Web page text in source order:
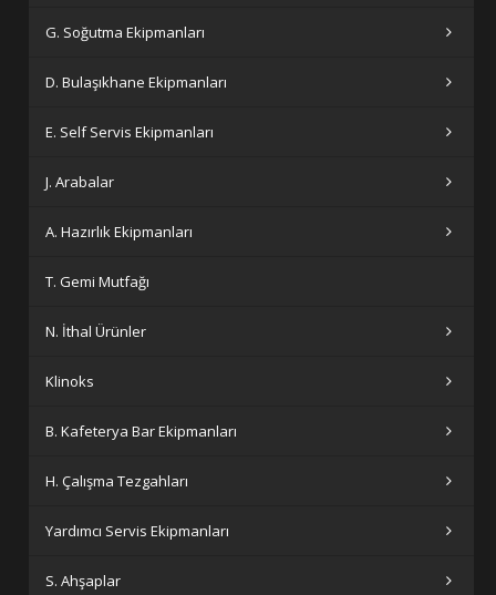
G. Soğutma Ekipmanları
D. Bulaşıkhane Ekipmanları
E. Self Servis Ekipmanları
J. Arabalar
A. Hazırlık Ekipmanları
T. Gemi Mutfağı
N. İthal Ürünler
Klinoks
B. Kafeterya Bar Ekipmanları
H. Çalışma Tezgahları
Yardımcı Servis Ekipmanları
S. Ahşaplar